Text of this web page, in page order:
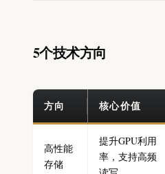
5个技术方向
方向 核心价值
高性能
存储
提升GPU利用
率，支持高频